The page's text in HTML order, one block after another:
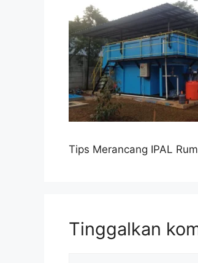
Tips Merancang IPAL
Tinggalkan